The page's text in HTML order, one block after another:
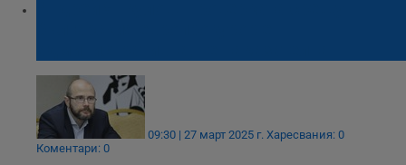
09:30 | 27 март 2025 г. Харесвания: 0
Коментари: 0